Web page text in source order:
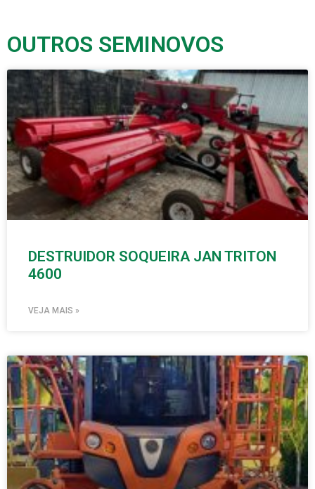
OUTROS SEMINOVOS
DESTRUIDOR SOQUEIRA JAN TRITON
4600
VEJA MAIS »